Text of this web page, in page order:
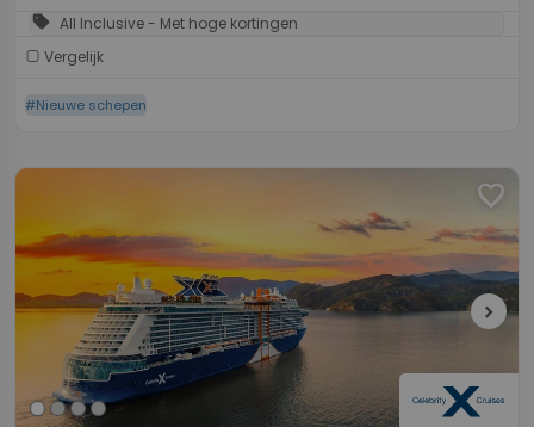
sell All Inclusive - Met hoge kortingen
Vergelijk
#Nieuwe schepen
favorite
chevron_right